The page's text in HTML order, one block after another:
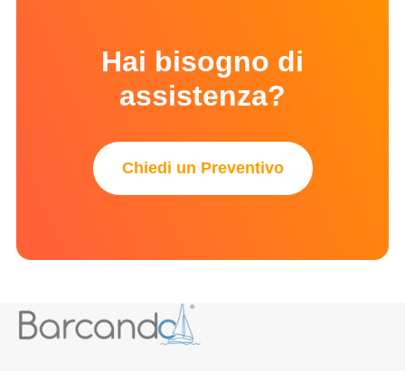
Hai bisogno di
assistenza?
Chiedi un Preventivo